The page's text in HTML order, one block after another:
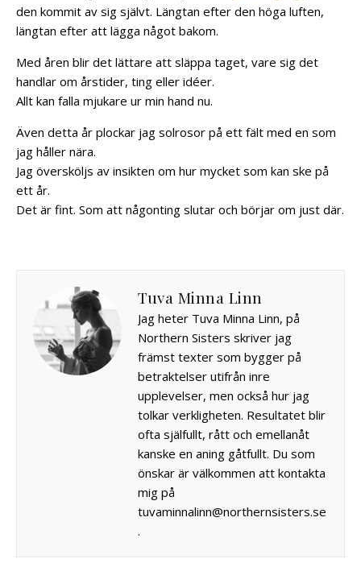
den kommit av sig självt. Längtan efter den höga luften,
längtan efter att lägga något bakom.
Med åren blir det lättare att släppa taget, vare sig det
handlar om årstider, ting eller idéer.
Allt kan falla mjukare ur min hand nu.
Även detta år plockar jag solrosor på ett fält med en som
jag håller nära.
Jag översköljs av insikten om hur mycket som kan ske på
ett år.
Det är fint. Som att någonting slutar och börjar om just där.
Tuva Minna Linn
Jag heter Tuva Minna Linn, på
Northern Sisters skriver jag
främst texter som bygger på
betraktelser utifrån inre
upplevelser, men också hur jag
tolkar verkligheten. Resultatet blir
ofta själfullt, rått och emellanåt
kanske en aning gåtfullt. Du som
önskar är välkommen att kontakta
mig på
tuvaminnalinn@northernsisters.se
.